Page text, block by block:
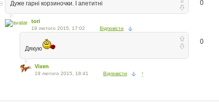
0
Дуже гарні корзиночки. І апетитні
tori
19 лютого 2015, 17:02 Відповісти
0
Дякую
Vixen
19 лютого 2015, 18:41 Відповісти ↑